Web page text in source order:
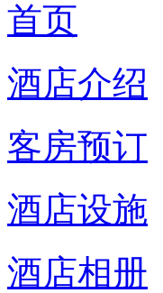
首页
酒店介绍
客房预订
酒店设施
酒店相册